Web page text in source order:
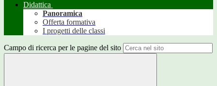
Didattica
Panoramica
Offerta formativa
I progetti delle classi
Campo di ricerca per le pagine del sito